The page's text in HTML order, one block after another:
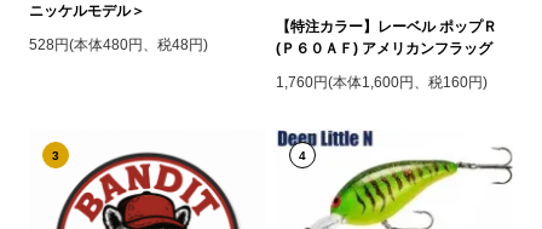
ニッケルモデル＞
528円(本体480円、税48円)
【特注カラー】レーベル ポップＲ
(Ｐ６０ＡＦ) アメリカンフラッグ
1,760円(本体1,600円、税160円)
3 4